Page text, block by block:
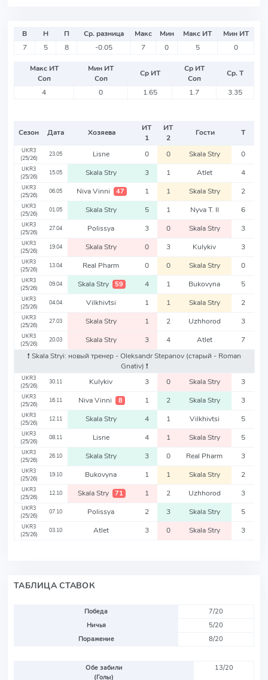
В Н П Ср. разница Макс Мин Макс ИТ
Мин ИТ
7
5 8 -0.05 7 0 5 0
Макс ИТ
Соп
Мин ИТ
Соп
Ср ИТ
Ср ИТ
Соп
Ср. Т
4
0 1.65 1.7 3.35
Сезон Дата Хозяева
ИТ
1
ИТ
2
Гости Т
UKR3
(25/26)
23.05 Lisne 0 0 Skala Stry 0
UKR3
(25/26)
15.05 Skala Stry 3 1 Atlet 4
UKR3
(25/26)
06.05 Niva Vinni 47 1 1 Skala Stry 2
UKR3
(25/26)
01.05 Skala Stry 5 1 Nyva T. II 6
UKR3
(25/26)
27.04 Polissya 3 0 Skala Stry 3
UKR3
(25/26)
19.04 Skala Stry 0 3 Kulykiv 3
UKR3
(25/26)
13.04 Real Pharm 0 0 Skala Stry 0
UKR3
(25/26)
09.04 Skala Stry 59 4 1 Bukovyna 5
UKR3
(25/26)
04.04 Vilkhivtsi 1 1 Skala Stry 2
UKR3
(25/26)
27.03 Skala Stry 1 2 Uzhhorod 3
UKR3
(25/26)
20.03 Skala Stry 3 4 Atlet
7
❗️ Skala Stryi: новый тренер - Oleksandr Stepanov (старый - Roman
Gnativ) ❗️
UKR3
(25/26)
30.11 Kulykiv 3 0 Skala Stry 3
UKR3
(25/26)
16.11 Niva Vinni 8 1 2 Skala Stry 3
UKR3
(25/26)
12.11 Skala Stry 4 1 Vilkhivtsi 5
UKR3
(25/26)
08.11 Lisne 4 1 Skala Stry 5
UKR3
(25/26)
26.10 Skala Stry 3 0 Real Pharm 3
UKR3
(25/26)
19.10 Bukovyna 1 1 Skala Stry 2
UKR3
(25/26)
12.10 Skala Stry 71 1 2 Uzhhorod 3
UKR3
(25/26)
07.10 Polissya 2 3 Skala Stry 5
UKR3
(25/26)
03.10 Atlet 3 0 Skala Stry 3
ТАБЛИЦА СТАВОК
Победа
7/20
Ничья
5/20
Поражение
8/20
Обе забили
(Голы)
13/20